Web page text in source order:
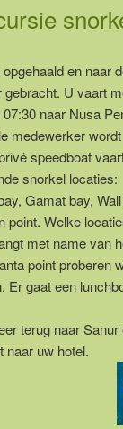
en naar
gebracht. U vaart
naar Nusa
medewerker wordt
speedboat
snorkel locaties:
Gamat bay,
point. Welke
met name van
point proberen
Er gaat een
terug naar Sanur
naar uw hotel.